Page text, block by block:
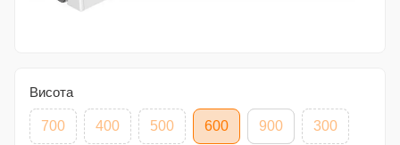
Висота
700 400 500 600 900 300